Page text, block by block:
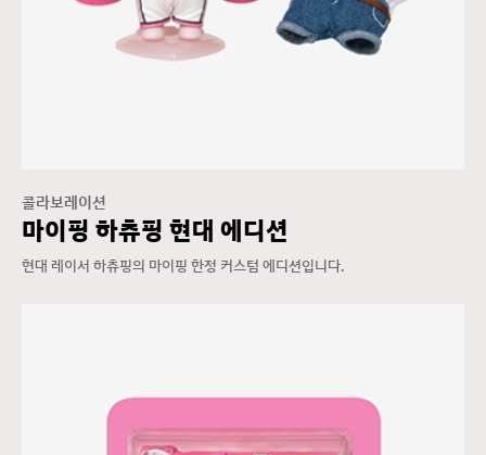
콜라보레이션
마이핑 하츄핑 현대 에디션
현대 레이서 하츄핑의 마이핑 한정 커스텀 에디션입니다.